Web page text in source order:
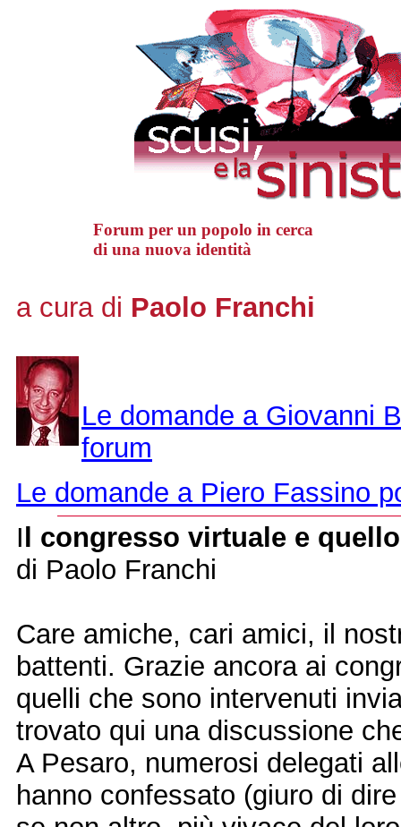
Forum per un popolo in cerca
di una nuova identità
a cura di Paolo Franchi
Le domande a Giovanni
forum
Le domande a Piero Fassino
I l congresso virtuale e
di Paolo Franchi
Care amiche, cari amici, il
battenti. Grazie ancora ai
quelli che sono intervenuti
trovato qui una discussione
A Pesaro, numerosi delegati
hanno confessato (giuro di